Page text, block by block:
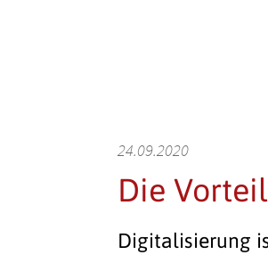
24.09.2020
Die
Digitalisierung